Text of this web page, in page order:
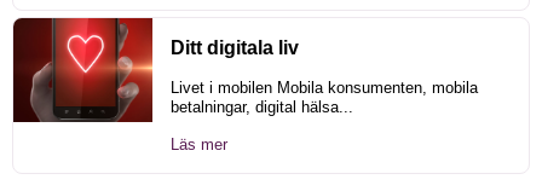
Ditt digitala liv
Livet i mobilen Mobila konsumenten, mobila
betalningar, digital hälsa...
Läs mer